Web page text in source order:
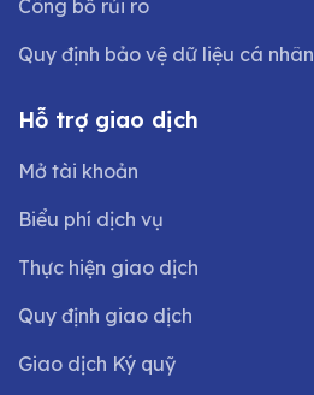
Công bố rủi ro
Quy định bảo vệ dữ liệu cá nhân
Hỗ trợ giao dịch
Mở tài khoản
Biểu phí dịch vụ
Thực hiện giao dịch
Quy định giao dịch
Giao dịch Ký quỹ